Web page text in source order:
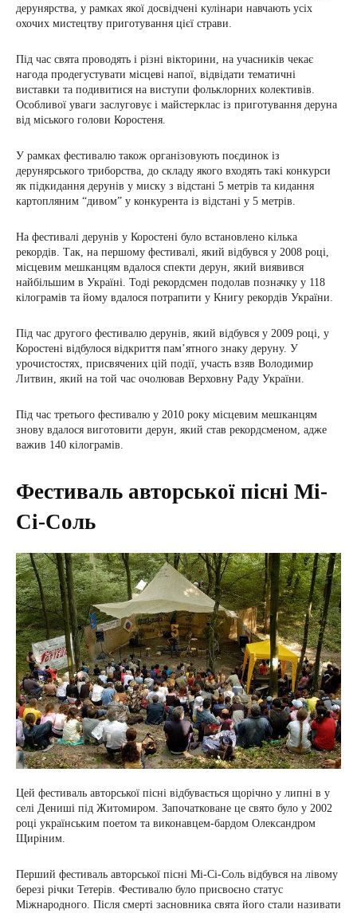
дерунярства, у рамках якої досвідчені кулінари навчають усіх
охочих мистецтву приготування цієї страви.
Під час свята проводять і різні вікторини, на учасників чекає
нагода продегустувати місцеві напої, відвідати тематичні
виставки та подивитися на виступи фольклорних колективів.
Особливої уваги заслуговує і майстерклас із приготування деруна
від міського голови Коростеня.
У рамках фестивалю також організовують поєдинок із
дерунярського триборства, до складу якого входять такі конкурси
як підкидання дерунів у миску з відстані 5 метрів та кидання
картопляним “дивом” у конкурента із відстані у 5 метрів.
На фестивалі дерунів у Коростені було встановлено кілька
рекордів. Так, на першому фестивалі, який відбувся у 2008 році,
місцевим мешканцям вдалося спекти дерун, який виявився
найбільшим в Україні. Тоді рекордсмен подолав позначку у 118
кілограмів та йому вдалося потрапити у Книгу рекордів України.
Під час другого фестивалю дерунів, який відбувся у 2009 році, у
Коростені відбулося відкриття пам’ятного знаку деруну. У
урочистостях, присвячених цій події, участь взяв Володимир
Литвин, який на той час очолював Верховну Раду України.
Під час третього фестивалю у 2010 року місцевим мешканцям
знову вдалося виготовити дерун, який став рекордсменом, адже
важив 140 кілограмів.
Фестиваль авторської пісні Мі-
Сі-Соль
Цей фестиваль авторської пісні відбувається щорічно у липні в у
селі Дениші під Житомиром. Започатковане це свято було у 2002
році українським поетом та виконавцем-бардом Олександром
Щиріним.
Перший фестиваль авторської пісні Мі-Сі-Соль відбувся на лівому
березі річки Тетерів. Фестивалю було присвоєно статус
Міжнародного. Після смерті засновника свята його стали називати